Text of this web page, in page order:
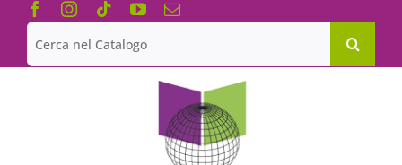
Salta
contenuto
Cerca
per: